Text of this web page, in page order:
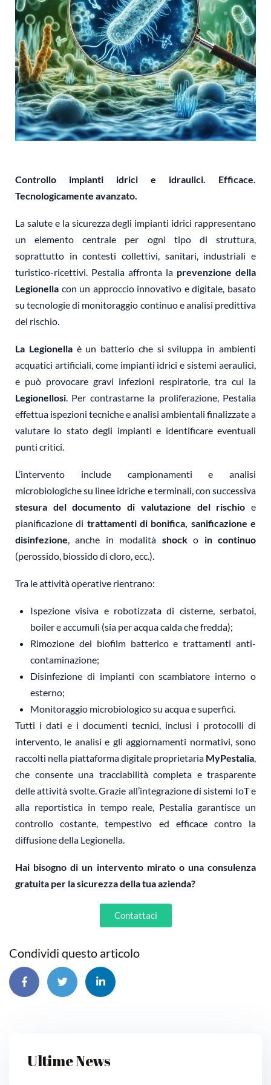
Controllo impianti idrici e idraulici. Efficace.
Tecnologicamente avanzato.
La salute e la sicurezza degli impianti idrici rappresentano
un elemento centrale per ogni tipo di struttura,
soprattutto in contesti collettivi, sanitari, industriali e
turistico-ricettivi. Pestalia affronta la prevenzione della
Legionella con un approccio innovativo e digitale, basato
su tecnologie di monitoraggio continuo e analisi predittiva
del rischio.
La Legionellaè un batterio che si sviluppa in ambienti
acquatici artificiali, come impianti idrici e sistemi aeraulici,
e può provocare gravi infezioni respiratorie, tra cui la
Legionellosi. Per contrastarne la proliferazione, Pestalia
effettua ispezioni tecniche e analisi ambientali finalizzate a
valutare lo stato degli impianti e identificare eventuali
punti critici.
L’intervento include campionamenti e analisi
microbiologiche su linee idriche e terminali, con successiva
stesura del documento di valutazione del rischio e
pianificazione di trattamenti di bonifica, sanificazione e
disinfezione, anche in modalità shocko in continuo
(perossido, biossido di cloro, ecc.).
Tra le attività operative rientrano:
Ispezione visiva e robotizzata di cisterne, serbatoi,
boiler e accumuli (sia per acqua calda che fredda);
Rimozione del biofilm batterico e trattamenti anti-
contaminazione;
Disinfezione di impianti con scambiatore interno o
esterno;
Monitoraggio microbiologico su acqua e superfici.
Tutti i dati e i documenti tecnici, inclusi i protocolli di
intervento, le analisi e gli aggiornamenti normativi, sono
raccolti nella piattaforma digitale proprietaria MyPestalia,
che consente una tracciabilità completa e trasparente
delle attività svolte. Grazie all’integrazione di sistemi IoT e
alla reportistica in tempo reale, Pestalia garantisce un
controllo costante, tempestivo ed efficace contro la
diffusione della Legionella.
Hai bisogno di un intervento mirato o una consulenza
gratuita per la sicurezza della tua azienda?
Contattaci
Condividi questo articolo
Ultime News